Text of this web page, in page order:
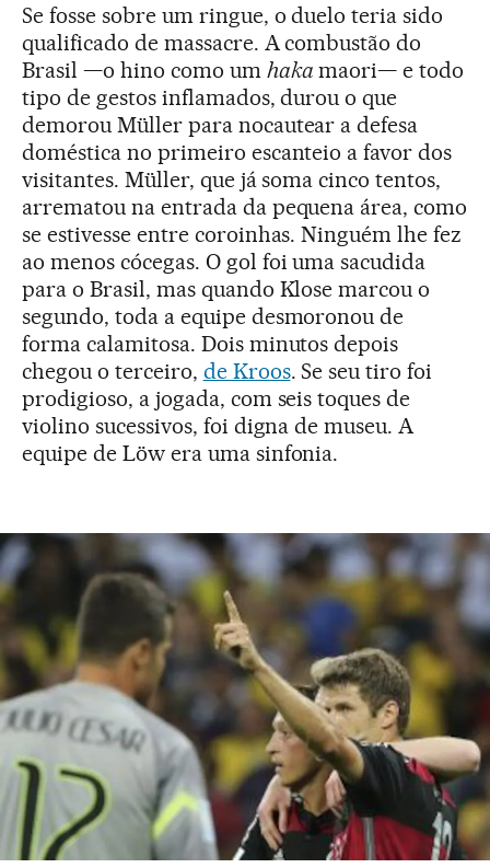
Se fosse sobre um ringue, o duelo teria sido
qualificado de massacre. A combustão do
Brasil —o hino como um haka maori— e todo
tipo de gestos inflamados, durou o que
demorou Müller para nocautear a defesa
doméstica no primeiro escanteio a favor dos
visitantes. Müller, que já soma cinco tentos,
arrematou na entrada da pequena área, como
se estivesse entre coroinhas. Ninguém lhe fez
ao menos cócegas. O gol foi uma sacudida
para o Brasil, mas quando Klose marcou o
segundo, toda a equipe desmoronou de
forma calamitosa. Dois minutos depois
chegou o terceiro, de Kroos. Se seu tiro foi
prodigioso, a jogada, com seis toques de
violino sucessivos, foi digna de museu. A
equipe de Löw era uma sinfonia.